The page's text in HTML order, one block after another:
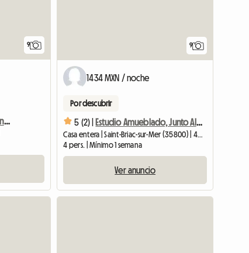
9
Apartamento Cerca Del Mont Saint Mi
9
1434 MXN / noche
Por descubrir
5 (2) | Estudio Amueblado, Junto Al Mar En Renta
Casa entera | Saint-Briac-sur-Mer (35800) | 40 M2
4 pers. | Mínimo 1 semana
Ver anuncio